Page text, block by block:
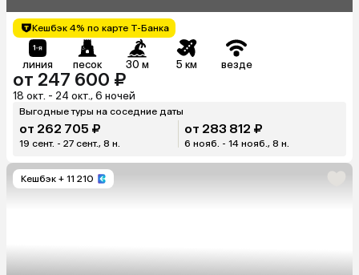
Кешбэк 4% по карте Т-Банка
линия песок 30 м 5 км везде
от 247 600 ₽
18 окт. - 24 окт., 6 ночей
Выгодные туры на соседние даты
от 262 705 ₽
19 сент. - 27 сент., 8 н.
от 283 812 ₽
6 нояб. - 14 нояб., 8 н.
Кешбэк + 11 210